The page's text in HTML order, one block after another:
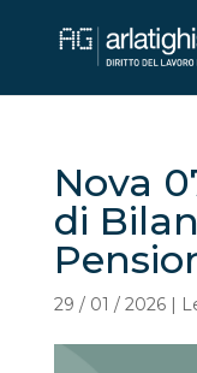
Nova
di
29 / 01 / 2026|